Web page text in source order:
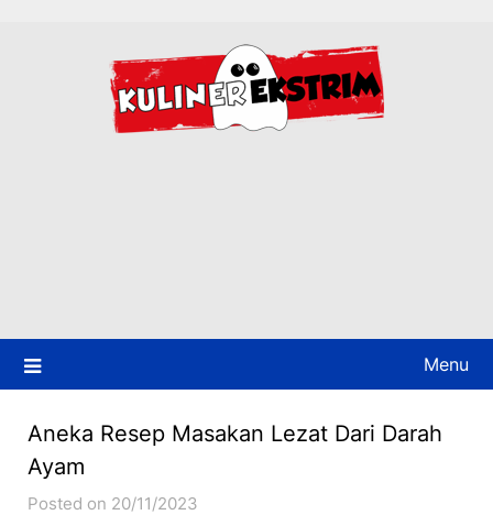
Menu
Aneka Resep Masakan Lezat Dari Darah
Ayam
Posted on 20/11/2023